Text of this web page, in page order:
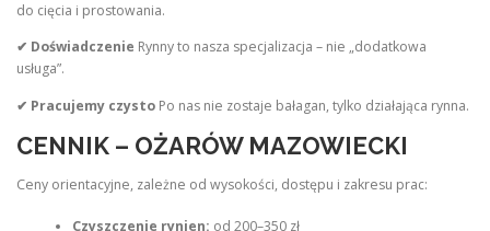
do cięcia i prostowania.
✔ Doświadczenie Rynny to nasza specjalizacja – nie „dodatkowa
usługa”.
✔ Pracujemy czysto Po nas nie zostaje bałagan, tylko działająca rynna.
CENNIK – OŻARÓW MAZOWIECKI
Ceny orientacyjne, zależne od wysokości, dostępu i zakresu prac:
Czyszczenie rynien: od 200–350 zł